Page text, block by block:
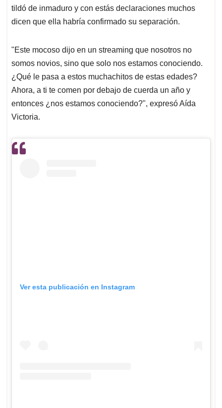
tildó de inmaduro y con estás declaraciones muchos
dicen que ella habría confirmado su separación.
"Este mocoso dijo en un streaming que nosotros no
somos novios, sino que solo nos estamos conociendo.
¿Qué le pasa a estos muchachitos de estas edades?
Ahora, a ti te comen por debajo de cuerda un año y
entonces ¿nos estamos conociendo?", expresó Aída
Victoria.
Ver esta publicación en Instagram